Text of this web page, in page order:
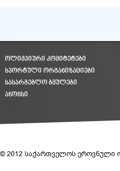
ᲝᲚᲘᲛᲞᲘᲣᲠᲘ ᲙᲝᲛᲘᲢᲔᲢᲔᲑᲘ
ᲡᲞᲝᲠᲢᲣᲚᲘ ᲝᲠᲒᲐᲜᲘᲖᲐᲪᲘᲔᲑᲘ
ᲡᲐᲡᲐᲠᲒᲔᲑᲚᲝ ᲑᲛᲣᲚᲔᲑᲘ
ᲐᲜᲝᲜᲡᲘ
© 2012 საქართველოს ეროვნული